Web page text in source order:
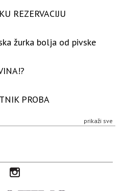
REZERVACIJU
žurka bolja od pivske
PROBA
prikaži sve